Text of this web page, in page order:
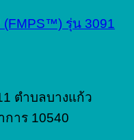
(FMPS™) รุ่น 3091
ตำบลบางแก้ว
การ 10540